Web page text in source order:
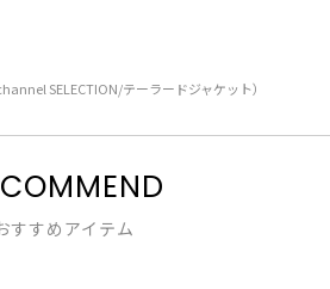
SELECTION/テーラードジャケット）
すすめアイテム